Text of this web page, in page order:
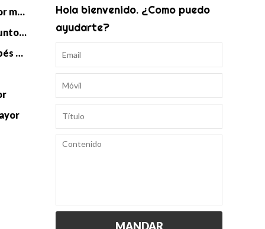
Manta de punto de bebé al por mayor
Saco de dormir Swaddle de punto para bebé al por mayor
Accesorios de punto para bebés al por mayor
Hola bienvenido. ¿Como puedo
ayudarte?
MANDAR